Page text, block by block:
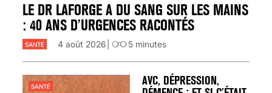
LE DR LAFORGE A DU SANG SUR LES MAINS
: 40 ANS D’URGENCES RACONTÉS
SANTÉ 4 août 2026 5 minutes
AVC, DÉPRESSION,
SANTÉ